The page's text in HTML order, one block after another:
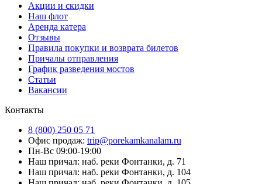
Акции и скидки
Наш флот
Аренда катера
Отзывы
Правила покупки и возврата билетов
Причалы отправления
График разведения мостов
Статьи
Вакансии
Контакты
8 (800) 250 05 71
Офис продаж: trip@porekamkanalam.ru
Пн-Вс 09:00-19:00
Наш причал: наб. реки Фонтанки, д. 71
Наш причал: наб. реки Фонтанки, д. 104